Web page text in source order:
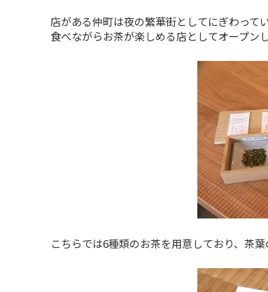
店がある仲町は夜の繁華街としてにぎわって
食べながらお茶が楽しめる店としてオープン
こちらでは6種類のお茶を用意しており、茶